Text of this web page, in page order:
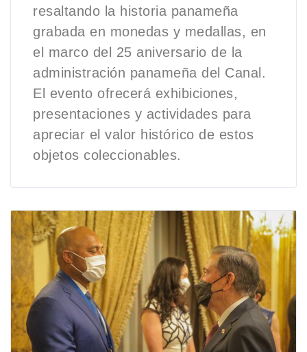
resaltando la historia panameña
grabada en monedas y medallas, en
el marco del 25 aniversario de la
administración panameña del Canal.
El evento ofrecerá exhibiciones,
presentaciones y actividades para
apreciar el valor histórico de estos
objetos coleccionables.